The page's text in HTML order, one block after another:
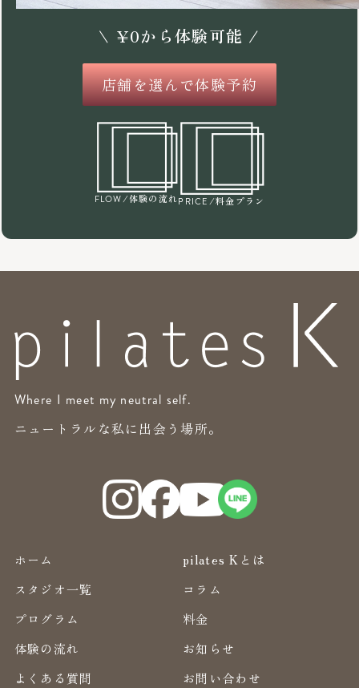
\ ¥0から体験可能 /
店舗を選んで体験予約
FLOW /体験の流れPRICE /料金プラン
Where I meet my neutral self.
ニュートラルな私に出会う場所。
ホーム
pilates Kとは
スタジオ一覧
コラム
プログラム
料金
体験の流れ
お知らせ
よくある質問
お問い合わせ